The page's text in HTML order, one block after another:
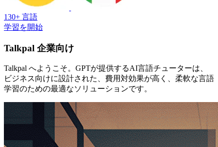
130+ 言語
学習を開始
Talkpal 企業向け
Talkpal へようこそ。GPTが提供するAI言語チューターは、
ビジネス向けに設計された、費用対効果が高く、柔軟な言語
学習のための最適なソリューションです。